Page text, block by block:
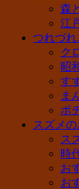
森
江
つれづれ
ク
昭
す
ま
ポ
スズメ
ス
時
お
お